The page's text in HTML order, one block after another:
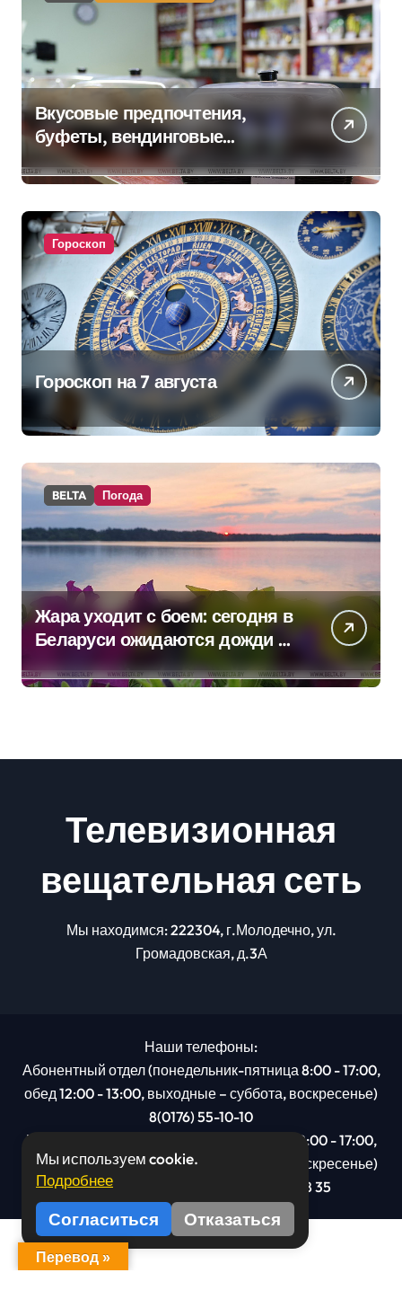
Вкусовые предпочтения,
буфеты, вендинговые
аппараты. Минобразования об
изменениях в школьном
питании
Гороскоп
Гороскоп на 7 августа
BELTA Погода
Жара уходит с боем: сегодня в
Беларуси ожидаются дожди и
грозы
Телевизионная
вещательная сеть
Мы находимся: 222304, г.Молодечно, ул.
Громадовская, д.3А
Наши телефоны:
Абонентный отдел (понедельник-пятница 8:00 - 17:00,
обед 12:00 - 13:00, выходные – суббота, воскресенье)
8(0176) 55-10-10
Рекламный отдел (понедельник-пятница 8:00 - 17:00,
обед 12:00 - 13:00, выходные – суббота, воскресенье)
8(0176): 54 95 80, МТС +375 29 201 78 35
Мы используем cookie.
Подробнее
Согласиться Отказаться
Перевод »